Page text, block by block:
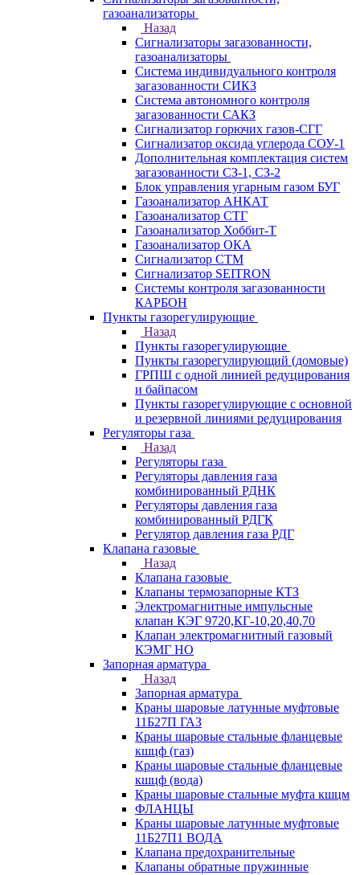
газоанализаторы
Назад
Сигнализаторы загазованности,
газоанализаторы
Система индивидуального контроля
загазованности СИКЗ
Система автономного контроля
загазованности САКЗ
Сигнализатор горючих газов-СГГ
Сигнализатор оксида углерода СОУ-1
Дополнительная комплектация систем
загазованности СЗ-1, СЗ-2
Блок управления угарным газом БУГ
Газоанализатор АНКАТ
Газоанализатор СТГ
Газоанализатор Хоббит-Т
Газоанализатор ОКА
Сигнализатор СТМ
Сигнализатор SEITRON
Системы контроля загазованности
КАРБОН
Пункты газорегулирующие
Назад
Пункты газорегулирующие
Пункты газорегулирующий (домовые)
ГРПШ с одной линией редуцирования
и байпасом
Пункты газорегулирующие с основной
и резервной линиями редуцирования
Регуляторы газа
Назад
Регуляторы газа
Регуляторы давления газа
комбинированный РДНК
Регуляторы давления газа
комбинированный РДГК
Регулятор давления газа РДГ
Клапана газовые
Назад
Клапана газовые
Клапаны термозапорные КТЗ
Электромагнитные импульсные
клапан КЭГ 9720,КГ-10,20,40,70
Клапан электромагнитный газовый
КЭМГ НО
Запорная арматура
Назад
Запорная арматура
Краны шаровые латунные муфтовые
11Б27П ГАЗ
Краны шаровые стальные фланцевые
кшцф (газ)
Краны шаровые стальные фланцевые
кшцф (вода)
Краны шаровые стальные муфта кшцм
ФЛАНЦЫ
Краны шаровые латунные муфтовые
11Б27П1 ВОДА
Клапана предохранительные
Клапаны обратные пружинные